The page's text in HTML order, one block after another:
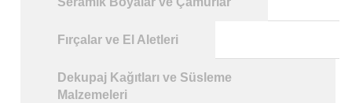
Fırçalar ve El Aletleri
Dekupaj Kağıtları ve Süsleme
Malzemeleri